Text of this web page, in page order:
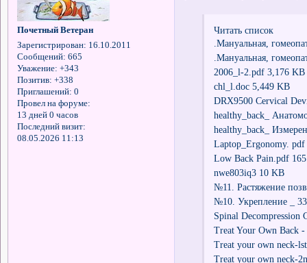
Почетный Ветеран
Зарегистрирован: 16.10.2011
Сообщений: 665
Уважение: +343
Позитив: +338
Приглашений: 0
Провел на форуме:
13 дней 0 часов
Последний визит:
08.05.2026 11:13
Читать список
.Мануальная,
.Мануальная,
2006_l-2.pdf 3,176 KB
chl_l.doc 5,449 KB
DRX9500 Cervical
healthy_back_
healthy_back_
Laptop_Ergonomy.
Low Back Pain.pdf
nwe803iq3 10 KB
№11. Растяжение
№10. Укрепление _
Spinal Decompression
Treat Your Own Back
Treat your own neck-
Treat your own neck-